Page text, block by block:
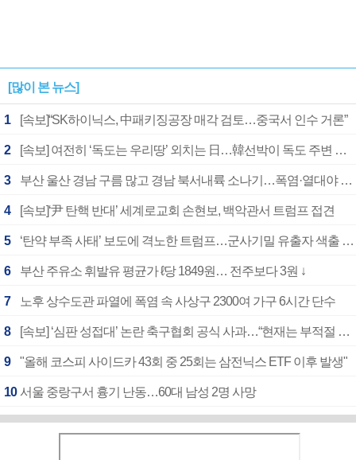
[많이 본 뉴스]
1 [속보]“SK하이닉스, 中패키징공장 매각 검토…중국서 인수 거론”
2 [속보] 여전히 ‘독도는 우리땅’ 외치는 日…韓선박이 독도 주변 해양조사 활동하자 반발
3 부산 울산 경남 구름 많고 경남 북서내륙 소나기…폭염·열대야 계속
4 [속보]‘尹 탄핵 반대’ 세계로교회 손현보, 백악관서 트럼프 접견
5 ‘탄약 부족 사태’ 보도에 격노한 트럼프…군사기밀 유출자 색출 지시
6 부산 주유소 휘발유 평균가 ℓ당 1849원… 전주보다 3원 ↓
7 노후 상수도관 파열에 폭염 속 사상구 2300여 가구 6시간 단수
8 [속보] ‘심판 성접대’ 논란 축구협회 공식 사과…“현재는 부적절 행위 없어”
9 "올해 코스피 사이드카 43회 중 25회는 삼전닉스 ETF 이후 발생"
10 서울 중랑구서 흉기 난동…60대 남성 2명 사망